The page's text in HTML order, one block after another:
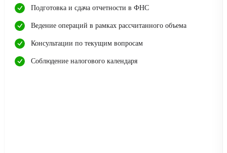
Подготовка и сдача отчетности в ФНС
Ведение операций в рамках рассчитанного объема
Консультации по текущим вопросам
Соблюдение налогового календаря